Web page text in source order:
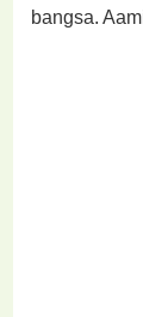
bangsa.